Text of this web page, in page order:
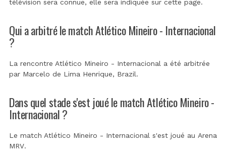
télévision sera connue, elle sera indiquée sur cette page.
Qui a arbitré le match Atlético Mineiro - Internacional
?
La rencontre Atlético Mineiro - Internacional a été arbitrée
par Marcelo de Lima Henrique, Brazil.
Dans quel stade s'est joué le match Atlético Mineiro -
Internacional ?
Le match Atlético Mineiro - Internacional s'est joué au Arena
MRV.